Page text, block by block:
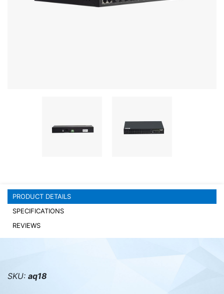
PRODUCT DETAILS
SPECIFICATIONS
REVIEWS
SKU: aq18